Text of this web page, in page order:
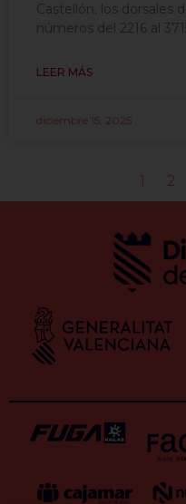
Castellón, los dorsales
números del 2216 al
LEER MÁS
diciembre 15, 2025
1 2